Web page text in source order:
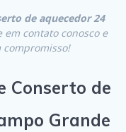
de aquecedor 24
em contato conosco e
compromisso!
Conserto de
Grande